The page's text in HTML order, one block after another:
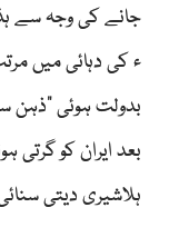
ء کی دہائی میں
بدولت ہوئی ”ذہن
بعد ایران کو گرتی
ہلاشیری دیتی سنائی